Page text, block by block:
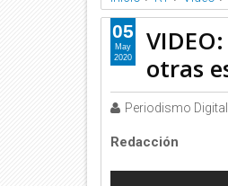
otras
Periodismo Digital
Redacción
05
May
2020